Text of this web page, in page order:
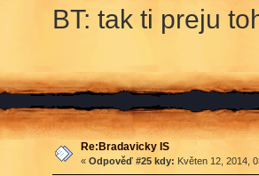
BT: tak ti preju
Re:Bradavicky IS
« Odpověď #25 kdy: Květen 12, 2014,